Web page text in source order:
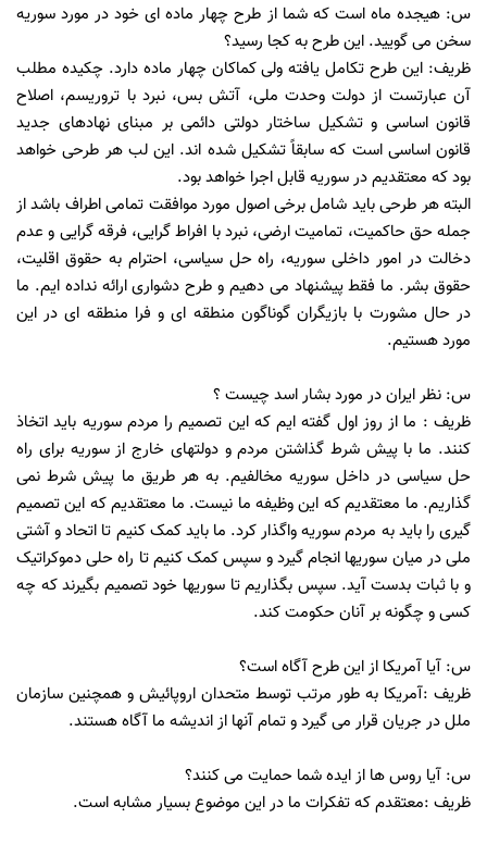
س: هیجده ماه است که شما از طرح چهار ماده ای خود در مورد سوریه
سخن می گویید. این طرح به کجا رسید؟
ظریف: این طرح تکامل یافته ولی کماکان چهار ماده دارد. چکیده مطلب
آن عبارتست از دولت وحدت ملی، آتش بس، نبرد با تروریسم، اصلاح
قانون اساسی و تشکیل ساختار دولتی دائمی بر مبنای نهادهای جدید
قانون اساسی است که سابقاً تشکیل شده اند. این لب هر طرحی خواهد
بود که معتقدیم در سوریه قابل اجرا خواهد بود.
البته هر طرحی باید شامل برخی اصول مورد موافقت تمامی اطراف باشد از
جمله حق حاکمیت، تمامیت ارضی، نبرد با افراط گرایی، فرقه گرایی و عدم
دخالت در امور داخلی سوریه، راه حل سیاسی، احترام به حقوق اقلیت،
حقوق بشر. ما فقط پیشنهاد می دهیم و طرح دشواری ارائه نداده ایم. ما
در حال مشورت با بازیگران گوناگون منطقه ای و فرا منطقه ای در این
مورد هستیم.
س: نظر ایران در مورد بشار اسد چیست ؟
ظریف : ما از روز اول گفته ایم که این تصمیم را مردم سوریه باید اتخاذ
کنند. ما با پیش شرط گذاشتن مردم و دولتهای خارج از سوریه برای راه
حل سیاسی در داخل سوریه مخالفیم. به هر طریق ما پیش شرط نمی
گذاریم. ما معتقدیم که این وظیفه ما نیست. ما معتقدیم که این تصمیم
گیری را باید به مردم سوریه واگذار کرد. ما باید کمک کنیم تا اتحاد و آشتی
ملی در میان سوریها انجام گیرد و سپس کمک کنیم تا راه حلی دموکراتیک
و با ثبات بدست آید. سپس بگذاریم تا سوریها خود تصمیم بگیرند که چه
کسی و چگونه بر آنان حکومت کند.
س: آیا آمریکا از این طرح آگاه است؟
ظریف :آمریکا به طور مرتب توسط متحدان اروپائیش و همچنین سازمان
ملل در جریان قرار می گیرد و تمام آنها از اندیشه ما آگاه هستند.
س: آیا روس ها از ایده شما حمایت می کنند؟
ظریف :معتقدم که تفکرات ما در این موضوع بسیار مشابه است.